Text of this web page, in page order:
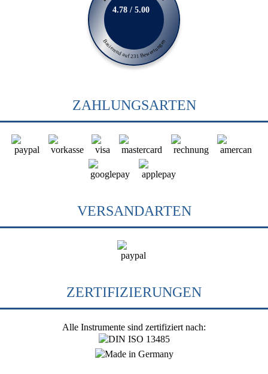
Basierend auf 231 Bewertungen
4.78 / 5.00
ZAHLUNGSARTEN
VERSANDARTEN
ZERTIFIZIERUNGEN
Alle Instrumente sind zertifiziert nach: